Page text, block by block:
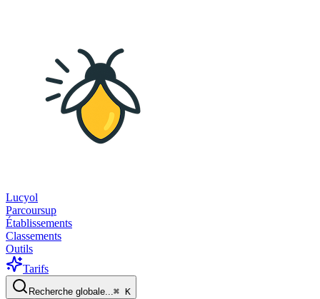
Lucyol
Parcoursup
Établissements
Classements
Outils
Tarifs
Recherche globale...⌘ K